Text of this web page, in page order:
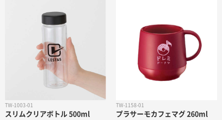
TW-1003-01
スリムクリアボトル 500ml
TW-1158-01
プラサーモカフェマグ 260ml